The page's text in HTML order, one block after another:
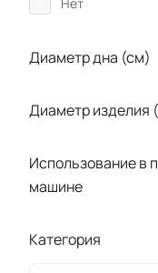
Диаметр дна (см)
Диаметр изделия
Использование в
машине
Категория